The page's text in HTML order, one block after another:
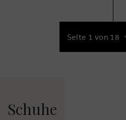
ZUR
Schuhe